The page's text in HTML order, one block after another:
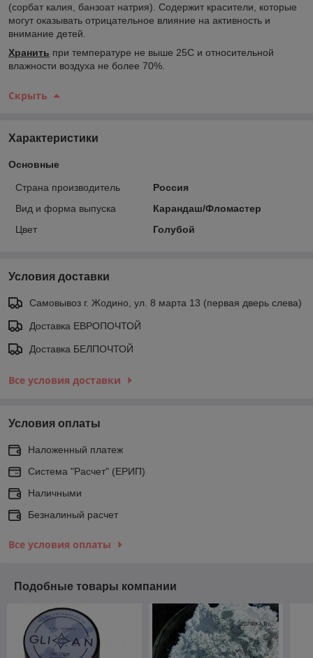
(сорбат калия, банзоат натрия). Содержит красители, которые
могут оказывать отрицательное влияние на активность и
внимание детей.
Хранить при температуре не выше 25С и относительной
влажности воздуха не более 70%.
Скрыть
Характеристики
Основные
Страна производитель
Россия
Вид и форма выпуска
Карандаш/Фломастер
Цвет
Голубой
Условия доставки
Самовывоз г. Жодино, ул. 8 марта 13 (первая дверь слева)
Доставка ЕВРОПОЧТОЙ
Доставка БЕЛПОЧТОЙ
Все условия доставки
Условия оплаты
Наложенный платеж
Система "Расчет" (ЕРИП)
Наличными
Безналиный расчет
Все условия оплаты
Подобные товары компании